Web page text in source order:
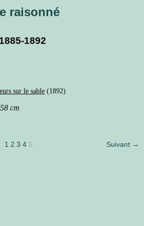
raisonné
1892
sur le sable (1892)
cm
1 2 3 4 5 Suivant →